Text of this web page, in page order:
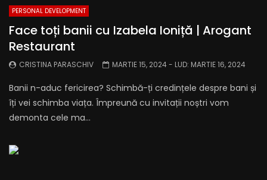
PERSONAL DEVELOPMENT
Face toți banii cu Izabela Ioniță | Arogant
Restaurant
CRISTINA PARASCHIV MARTIE 15, 2024- LUD: MARTIE 16, 2024
Banii n-aduc fericirea? Schimbă-ți credințele despre bani și
îți vei schimba viața. Împreună cu invitații noștri vom
demonta cele ma...